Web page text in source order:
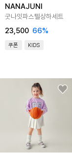
NANAJUNI
굿나잇파스텔상하세트
23,500 66%
쿠폰 KIDS